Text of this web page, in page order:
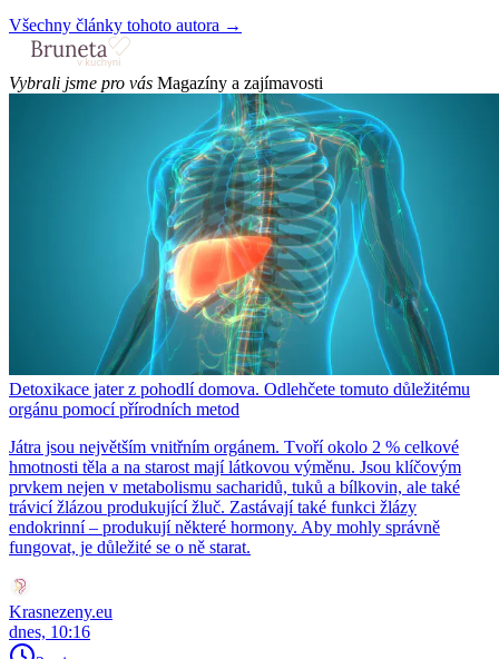
Všechny články tohoto autora →
Vybrali jsme pro vás Magazíny a zajímavosti
Detoxikace jater z pohodlí domova. Odlehčete tomuto důležitému
orgánu pomocí přírodních metod
Játra jsou největším vnitřním orgánem. Tvoří okolo 2 % celkové
hmotnosti těla a na starost mají látkovou výměnu. Jsou klíčovým
prvkem nejen v metabolismu sacharidů, tuků a bílkovin, ale také
trávicí žlázou produkující žluč. Zastávají také funkci žlázy
endokrinní – produkují některé hormony. Aby mohly správně
fungovat, je důležité se o ně starat.
Krasnezeny.eu
dnes, 10:16